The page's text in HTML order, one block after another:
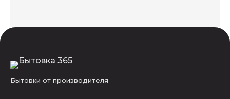
Бытовки от производителя